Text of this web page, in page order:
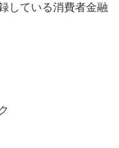
している消費者金融